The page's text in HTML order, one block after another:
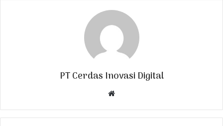
PT Cerdas Inovasi Digital
b